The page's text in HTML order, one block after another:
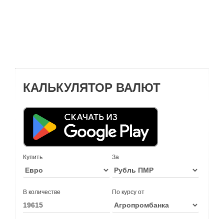
КАЛЬКУЛЯТОР ВАЛЮТ
Купить За
В количестве По курсу от